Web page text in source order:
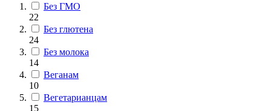
Без ГМО
22
Без глютена
24
Без молока
14
Веганам
10
Вегетарианцам
15